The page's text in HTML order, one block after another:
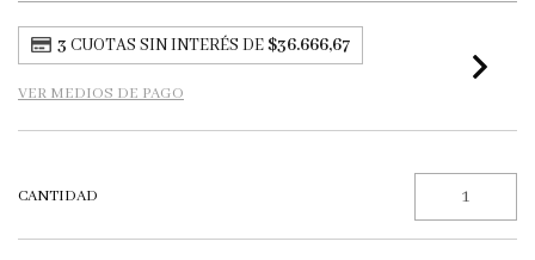
3 CUOTAS SIN INTERÉS DE$36.666,67
VER MEDIOS DE PAGO
CANTIDAD